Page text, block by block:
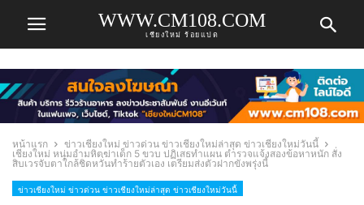
WWW.CM108.COM
เชียงใหม่ ร้อยแปด
หน้าแรก
ข่าวเชียงใหม่ ข่าวด่วน ข่าวเชียงใหม่ล่าสุด ข่าวเชียงใหม่วันนี้
เชียงใหม่ หนุ่มอำมหิตฆ่าเด็ก 5 ขวบ ปฏิเสธทำแผน ตำรวจแจ้งสองข้อหาหนัก สั่ง
สิบเวรจับตาใกล้ชิดหวั่นทำร้ายตัวเอง เตรียมส่งตัวฝากขังพรุ่งนี้
ข่าวเชียงใหม่ ข่าวด่วน ข่าวเชียงใหม่ล่าสุด ข่าวเชียงใหม่วันนี้